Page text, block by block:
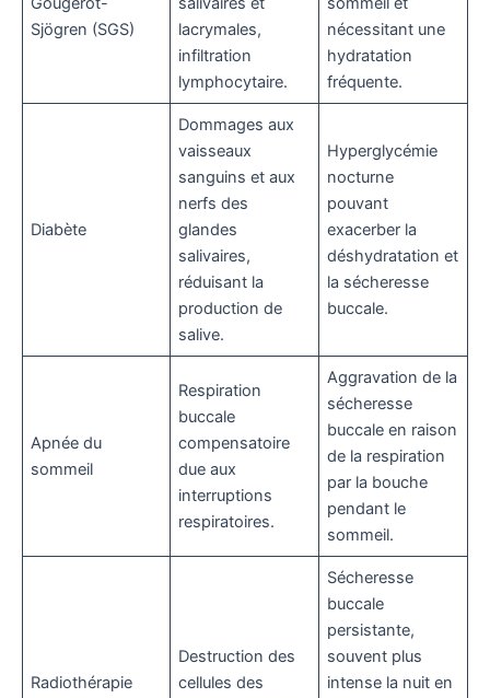
Sjögren (SGS)
lacrymales,
infiltration
lymphocytaire.
nécessitant une
hydratation
fréquente.
Diabète
Dommages aux
vaisseaux
sanguins et aux
nerfs des
glandes
salivaires,
réduisant la
production de
salive.
Hyperglycémie
nocturne
pouvant
exacerber la
déshydratation et
la sécheresse
buccale.
Apnée du
sommeil
Respiration
buccale
compensatoire
due aux
interruptions
respiratoires.
Aggravation de la
sécheresse
buccale en raison
de la respiration
par la bouche
pendant le
sommeil.
Radiothérapie
Destruction des
cellules des
Sécheresse
buccale
persistante,
souvent plus
intense la nuit en